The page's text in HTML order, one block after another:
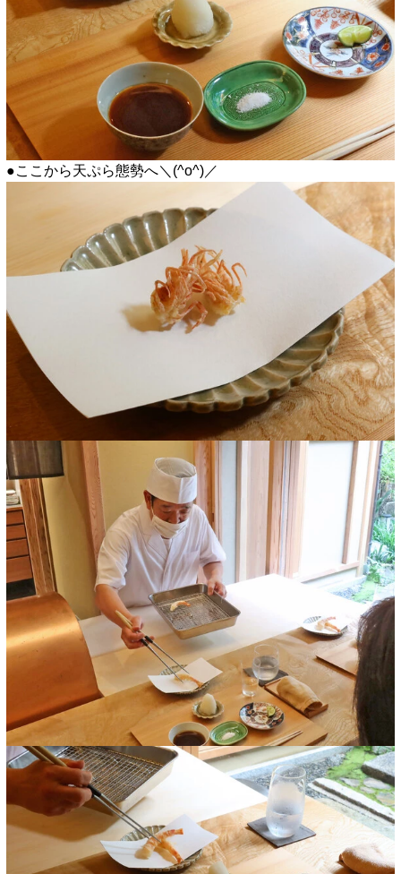
●ここから天ぷら態勢へ＼(^o^)／